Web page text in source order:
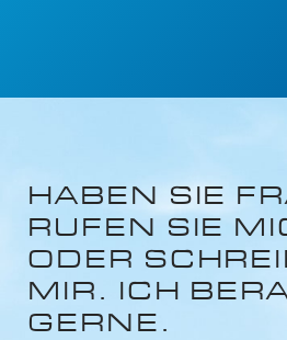
HABEN SIE
RUFEN SIE
ODER
MIR. ICH
GERNE.